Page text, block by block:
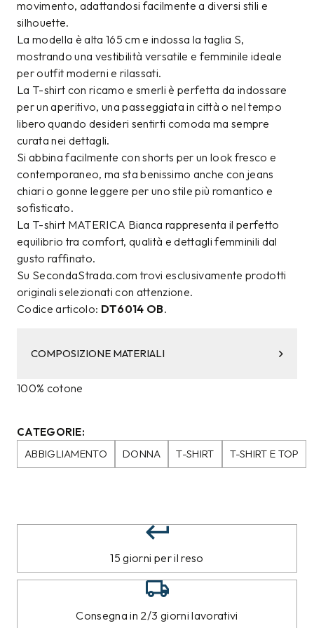
movimento, adattandosi facilmente a diversi stili e
silhouette.
La modella è alta 165 cm e indossa la taglia S,
mostrando una vestibilità versatile e femminile ideale
per outfit moderni e rilassati.
La T-shirt con ricamo e smerli è perfetta da indossare
per un aperitivo, una passeggiata in città o nel tempo
libero quando desideri sentirti comoda ma sempre
curata nei dettagli.
Si abbina facilmente con shorts per un look fresco e
contemporaneo, ma sta benissimo anche con jeans
chiari o gonne leggere per uno stile più romantico e
sofisticato.
La T-shirt MATERICA Bianca rappresenta il perfetto
equilibrio tra comfort, qualità e dettagli femminili dal
gusto raffinato.
Su SecondaStrada.com trovi esclusivamente prodotti
originali selezionati con attenzione.
Codice articolo: DT6014 OB.
COMPOSIZIONE MATERIALI
100% cotone
CATEGORIE:
ABBIGLIAMENTO
DONNA T-SHIRT T-SHIRT E TOP
15 giorni per il reso
Consegna in 2/3 giorni lavorativi